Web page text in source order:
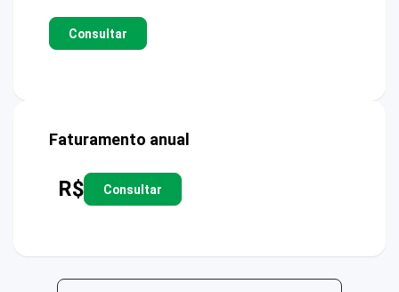
Consultar
Faturamento anual
R$ Consultar